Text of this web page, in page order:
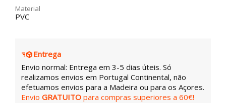
Material
PVC
Entrega
Envio normal: Entrega em 3-5 dias úteis. Só
realizamos envios em Portugal Continental, não
efetuamos envios para a Madeira ou para os Açores.
Envio GRATUITO para compras superiores a 60€!